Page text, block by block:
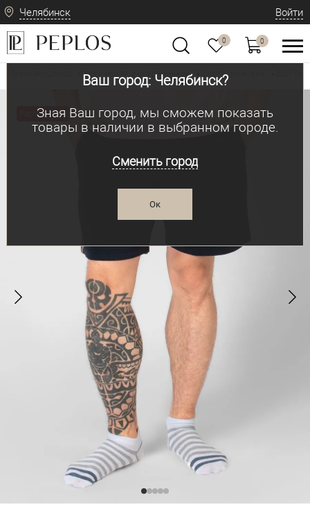
Челябинск
Ваш город: Челябинск?
Зная Ваш город, мы сможем показать
товары в наличии в выбранном городе.
Сменить город
Ок
Войти
0 0
Мужская одежда: классическая и современная Шорты мужские
Распродажа